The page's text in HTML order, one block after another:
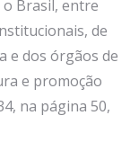
o Brasil, entre
de
e dos órgãos de
e promoção
na página 50,